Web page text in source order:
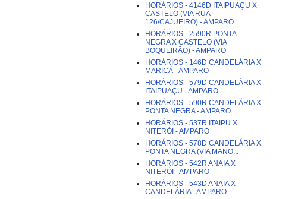
HORÁRIOS - 4146D ITAIPUAÇU X
CASTELO (VIA RUA
126/CAJUEIRO) - AMPARO
HORÁRIOS - 2590R PONTA
NEGRA X CASTELO (VIA
BOQUEIRÃO) - AMPARO
HORÁRIOS - 146D CANDELÁRIA X
MARICÁ - AMPARO
HORÁRIOS - 579D CANDELÁRIA X
ITAIPUAÇU - AMPARO
HORÁRIOS - 590R CANDELÁRIA X
PONTA NEGRA - AMPARO
HORÁRIOS - 537R ITAIPU X
NITERÓI - AMPARO
HORÁRIOS - 578D CANDELÁRIA X
PONTA NEGRA (VIA MANO...
HORÁRIOS - 542R ANAIA X
NITERÓI - AMPARO
HORÁRIOS - 543D ANAIA X
CANDELÁRIA - AMPARO